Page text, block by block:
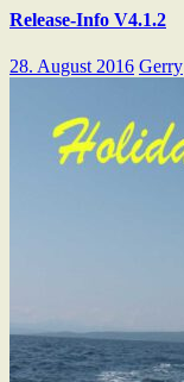
Release-Info V4.1.2
28. August 2016 Gerry